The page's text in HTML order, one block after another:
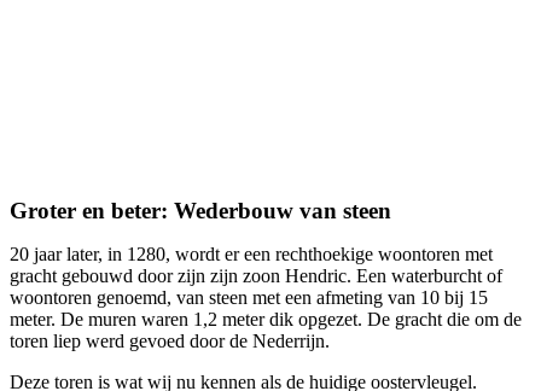
Groter en beter: Wederbouw van steen
20 jaar later, in 1280, wordt er een rechthoekige woontoren met
gracht gebouwd door zijn zijn zoon Hendric. Een waterburcht of
woontoren genoemd, van steen met een afmeting van 10 bij 15
meter. De muren waren 1,2 meter dik opgezet. De gracht die om de
toren liep werd gevoed door de Nederrijn.
Deze toren is wat wij nu kennen als de huidige oostervleugel.